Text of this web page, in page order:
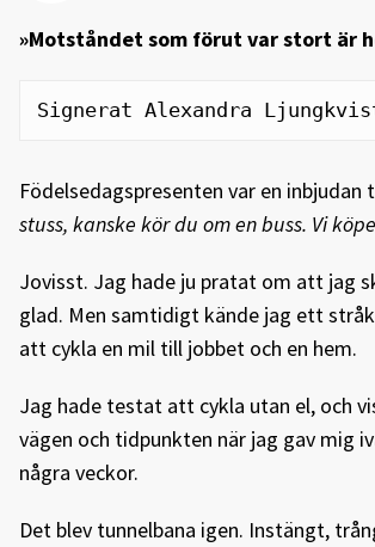
»Motståndet som förut var stort är
Signerat Alexandra
Födelsedagspresenten var en
stuss, kanske kör du om en buss. Vi
Jovisst. Jag hade ju pratat om att jag
glad. Men samtidigt kände jag ett
att cykla en mil till jobbet och en hem.
Jag hade testat att cykla utan el, och
vägen och tidpunkten när jag gav mig
några veckor.
Det blev tunnelbana igen. Instängt,